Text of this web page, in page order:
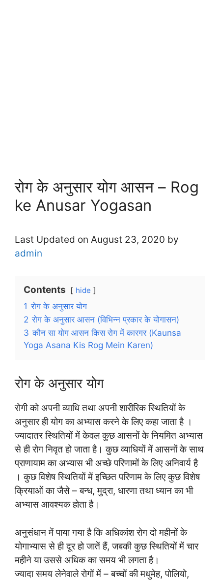
रोग के अनुसार योग आसन – Rog
ke Anusar Yogasan
Last Updated on August 23, 2020 by
admin
Contents hide
1 रोग के अनुसार योग
2 रोग के अनुसार आसन (विभिन्न प्रकार के योगासन)
3 कौन सा योग आसन किस रोग में कारगर (Kaunsa
Yoga Asana Kis Rog Mein Karen)
रोग के अनुसार योग
रोगी को अपनी व्याधि तथा अपनी शारीरिक स्थितियों के
अनुसार ही योग का अभ्यास करने के लिए कहा जाता है ।
ज्यादातर स्थितियों में केवल कुछ आसनों के नियमित अभ्यास
से ही रोग निवृत हो जाता है। कुछ व्याधियों में आसनों के साथ
प्राणायाम का अभ्यास भी अच्छे परिणामों के लिए अनिवार्य है
। कुछ विशेष स्थितियों में इच्छित परिणाम के लिए कुछ विशेष
क्रियाओं का जैसे – बन्ध, मुद्रा, धारणा तथा ध्यान का भी
अभ्यास आवश्यक होता है।
अनुसंधान में पाया गया है कि अधिकांश रोग दो महीनों के
योगाभ्यास से ही दूर हो जातें हैं, जबकी कुछ स्थितियों में चार
महीने या उससे अधिक का समय भी लगता है।
ज्यादा समय लेनेवाले रोगों में – बच्चों की मधुमेह, पोलियो,